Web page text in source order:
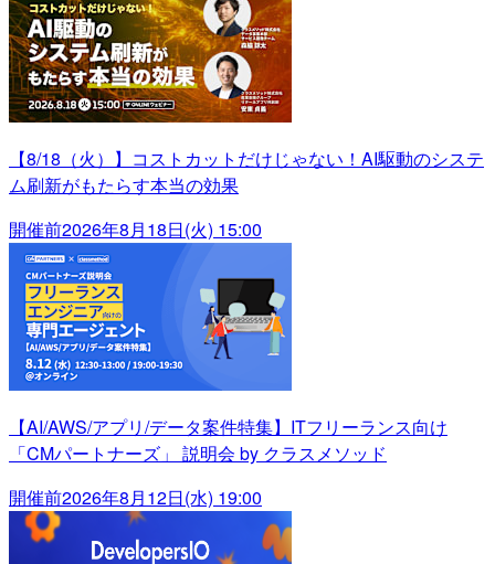
【8/18（火）】コストカットだけじゃない！AI駆動のシステ
ム刷新がもたらす本当の効果
開催前2026年8月18日(火) 15:00
【AI/AWS/アプリ/データ案件特集】ITフリーランス向け
「CMパートナーズ」 説明会 by クラスメソッド
開催前2026年8月12日(水) 19:00